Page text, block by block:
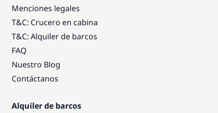
Menciones legales
T&C: Crucero en cabina
T&C: Alquiler de barcos
FAQ
Nuestro Blog
Contáctanos
Alquiler de barcos